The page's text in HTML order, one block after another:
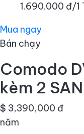
1.690.000 đ/1
Mua ngay
Bán chạy
Comodo
kèm 2 SAN
$ 3,390,000 đ
năm